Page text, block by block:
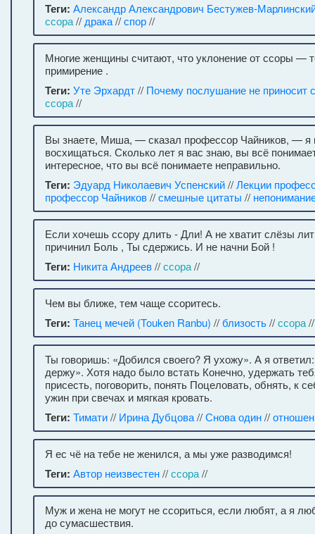
Теги: Александр Александрович Бестужев-
ссора// драка//спор//
Многие женщины считают, что уклонение от ссоры —
примирение .
Теги: Уте Эрхардт// Почему послушание не приносит
ссора//
Вы знаете, Миша, — сказал профессор Чайников, — я
восхищаться. Сколько лет я вас знаю, вы всё
интересное, что вы всё понимаете неправильно.
Теги: Эдуард Николаевич Успенский//Лекции
профессор Чайников//смешные цитаты //
Если хочешь ссору длить - Дли! А не хватит слёзы
причинил Боль , Ты сдержись. И не начни Бой !
Теги: Никита Андреев//ссора//
Чем вы ближе, тем чаще ссоритесь.
Теги: Танец мечей (Touken Ranbu) //близость//ссора//
Ты говоришь: «Добился своего? Я ухожу». А я
держу». Хотя надо было встать Конечно, удержать
присесть, поговорить, понять Поцеловать, обнять, к
ужин при свечах и мягкая кровать.
Теги: Тимати// Ирина Дубцова//Снова один//
Я ес чё на тебе не женился, а мы уже разводимся!
Теги: Автор неизвестен//ссора//
Муж и жена не могут не ссориться, если любят, а я
до сумасшествия.